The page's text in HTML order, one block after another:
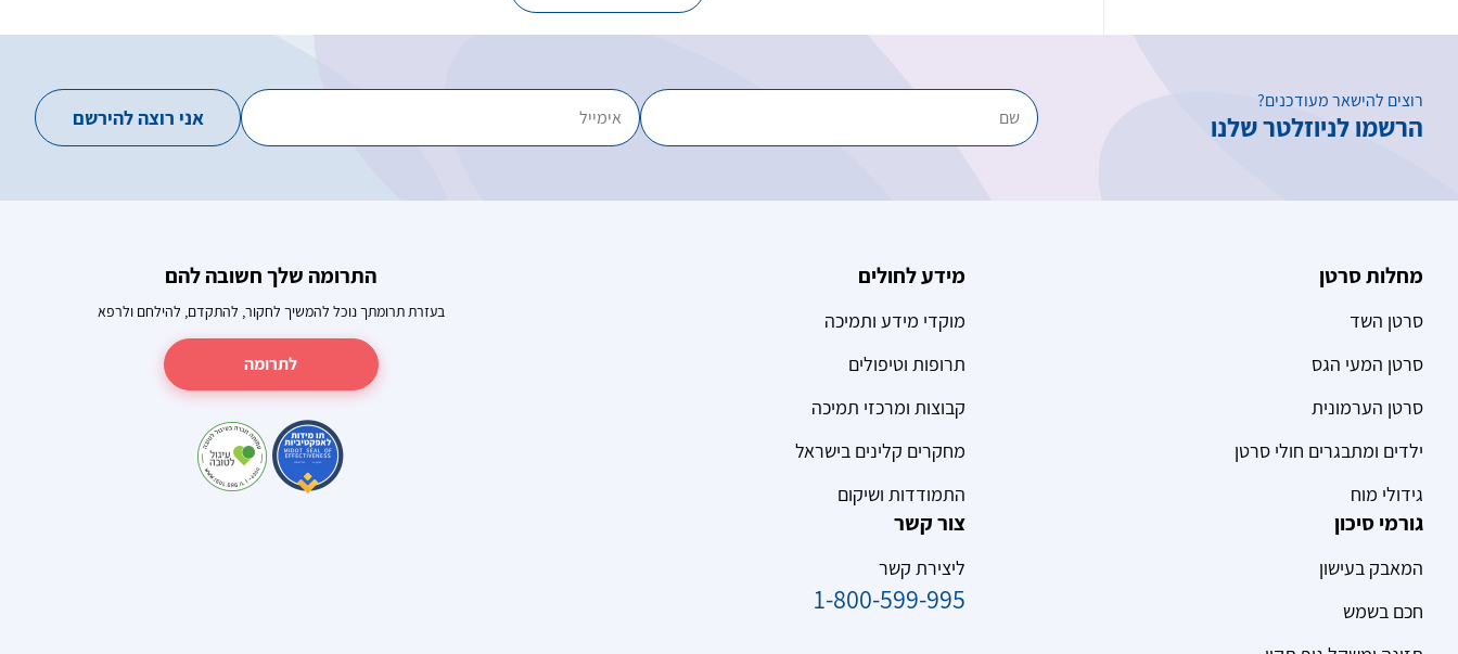
רוצים להישאר מעודכנים?
הרשמו לניוזלטר שלנו
מחלות סרטן
סרטן השד
סרטן המעי הגס
סרטן הערמונית
ילדים ומתבגרים חולי סרטן
גידולי מוח
מידע לחולים
מוקדי מידע ותמיכה
תרופות וטיפולים
קבוצות ומרכזי תמיכה
מחקרים קלינים בישראל
התמודדות ושיקום
גורמי סיכון
המאבק בעישון
חכם בשמש
צור קשר
ליצירת קשר
1-800-599-995
התרומה שלך חשובה להם
בעזרת תרומתך נוכל להמשיך לחקור, להתקדם, להילחם ולרפא
לתרומה